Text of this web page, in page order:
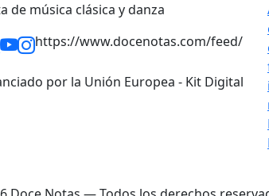
de música clásica y danza
https://www.docenotas.com/feed/